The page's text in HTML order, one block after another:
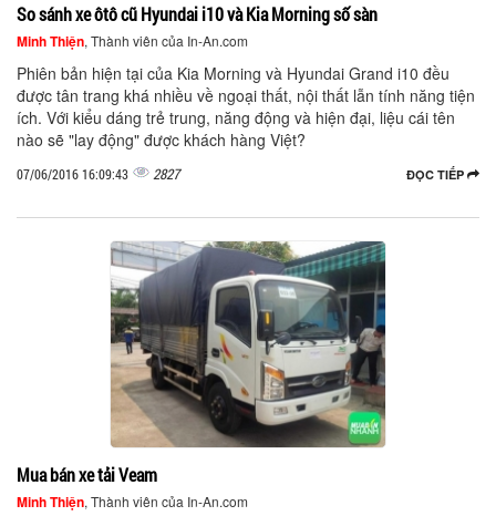
So sánh xe ôtô cũ Hyundai i10 và Kia Morning số sàn
Minh Thiện, Thành viên của In-An.com
Phiên bản hiện tại của Kia Morning và Hyundai Grand i10 đều
được tân trang khá nhiều về ngoại thất, nội thất lẫn tính năng tiện
ích. Với kiểu dáng trẻ trung, năng động và hiện đại, liệu cái tên
nào sẽ "lay động" được khách hàng Việt?
ĐỌC TIẾP
07/06/2016 16:09:43 2827
Mua bán xe tải Veam
Minh Thiện, Thành viên của In-An.com